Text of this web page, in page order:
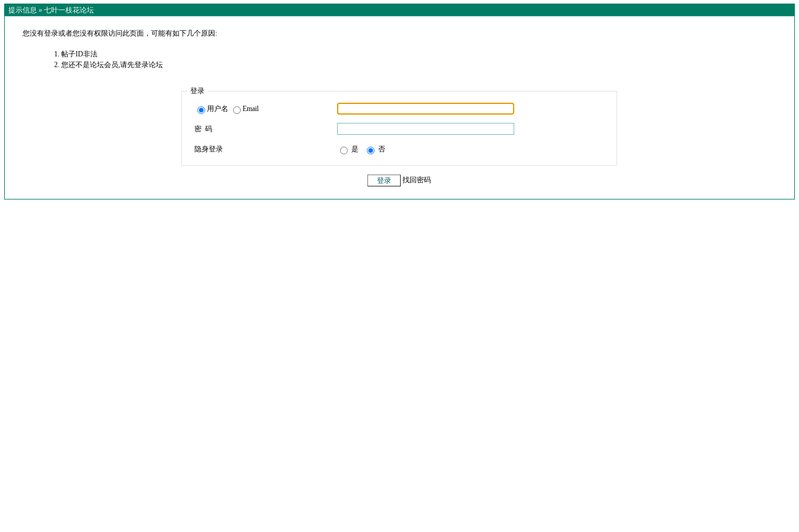
提示信息 » 七叶一枝花论坛
您没有登录或者您没有权限访问此页面，可能有如下几个原因:
帖子ID非法
您还不是论坛会员,请先登录论坛
登录
用户名 Email
密 码
隐身登录 是 否
找回密码